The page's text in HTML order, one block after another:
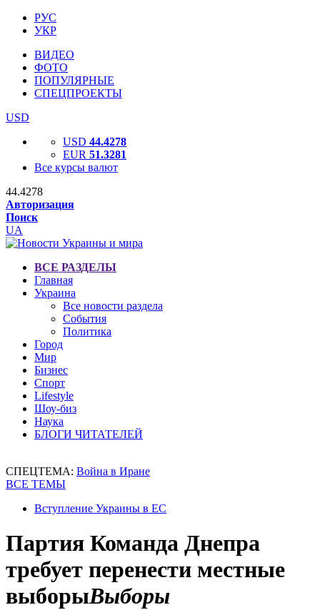
РУС
УКР
ВИДЕО
ФОТО
ПОПУЛЯРНЫЕ
СПЕЦПРОЕКТЫ
USD
USD 44.4278
EUR 51.3281
Все курсы валют
44.4278
Авторизация
Поиск
UA
ВСЕ РАЗДЕЛЫ
Главная
Украина
Все новости раздела
События
Политика
Город
Мир
Бизнес
Спорт
Lifestyle
Шоу-биз
Наука
БЛОГИ ЧИТАТЕЛЕЙ
СПЕЦТЕМА: Война в Иране
ВСЕ ТЕМЫ
Вступление Украины в ЕС
Партия Команда Днепра
требует перенести местные
выборыВыборы